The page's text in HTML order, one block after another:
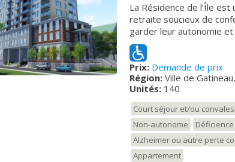
La Résidence de l’Île
retraite soucieux de
garder leur autonomie
des repas et de
en respectant aussi
localisation
la Résidence se situe
du Casino, de la clinique
Résidence de l’Île, nous
besoins et aux désirs
ainsi qu’aux relations
votre intimité et votre
Prix: Demande de prix
Région: Ville de
Unités:140
Court séjour et/ou
Non-autonome
Alzheimer ou autre perte
Appartement